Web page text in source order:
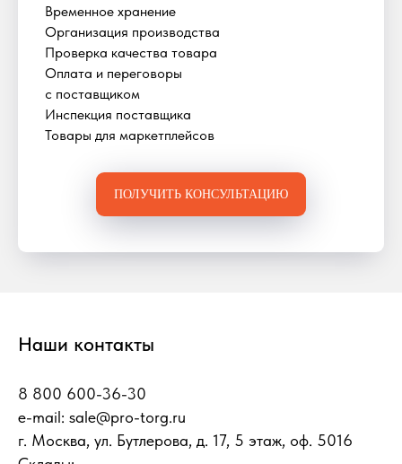
Временное хранение
Организация производства
Проверка качества товара
Оплата и переговоры
с поставщиком
Инспекция поставщика
Товары для маркетплейсов
ПОЛУЧИТЬ КОНСУЛЬТАЦИЮ
Наши контакты
8 800 600-36-30
e-mail: sale@pro-torg.ru
г. Москва, ул. Бутлерова, д. 17, 5 этаж, оф. 5016